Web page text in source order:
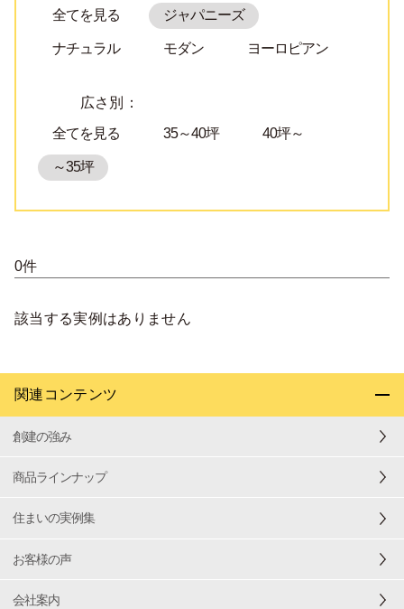
全てを見る
ジャパニーズ
ナチュラル モダン ヨーロピアン
広さ別：
全てを見る
35～40坪 40坪～
～35坪
0件
該当する実例はありません
関連コンテンツ
創建の強み
商品ラインナップ
住まいの実例集
お客様の声
会社案内